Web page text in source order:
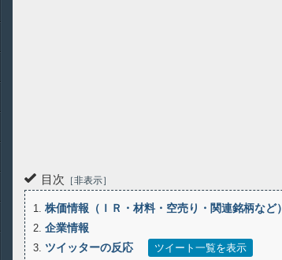
目次 非表示
1 株価情報（ＩＲ・材料・空売り・関連銘柄など）
2 企業情報
3 ツイッターの反応
ツイート一覧を表示